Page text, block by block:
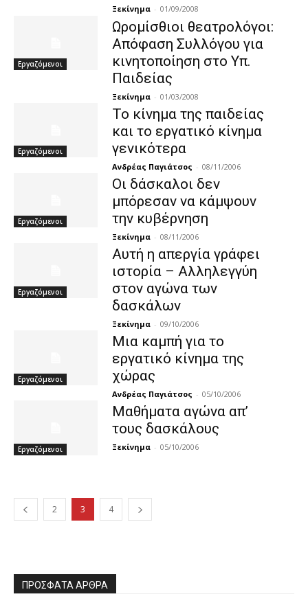
Ξεκίνημα - 01/09/2008
Εργαζόμενοι
Ωρομίσθιοι θεατρολόγοι:
Απόφαση Συλλόγου για
κινητοποίηση στο Υπ.
Παιδείας
Ξεκίνημα - 01/03/2008
Εργαζόμενοι
Το κίνημα της παιδείας
και το εργατικό κίνημα
γενικότερα
Ανδρέας Παγιάτσος - 08/11/2006
Εργαζόμενοι
Οι δάσκαλοι δεν
μπόρεσαν να κάμψουν
την κυβέρνηση
Ξεκίνημα - 08/11/2006
Εργαζόμενοι
Αυτή η απεργία γράφει
ιστορία – Αλληλεγγύη
στον αγώνα των
δασκάλων
Ξεκίνημα - 09/10/2006
Εργαζόμενοι
Μια καμπή για το
εργατικό κίνημα της
χώρας
Ανδρέας Παγιάτσος - 05/10/2006
Εργαζόμενοι
Μαθήματα αγώνα απ’
τους δασκάλους
Ξεκίνημα - 05/10/2006
2 3 4
ΠΡΌΣΦΑΤΑ ΆΡΘΡΑ